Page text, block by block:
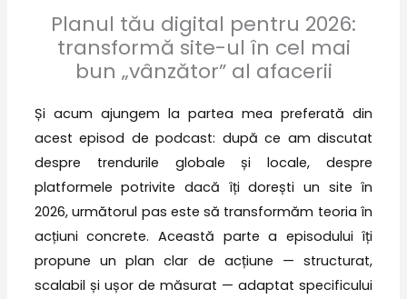
Planul tău digital pentru 2026:
transformă site-ul în cel mai
bun „vânzător” al afacerii
Și acum ajungem la partea mea preferată din
acest episod de podcast: după ce am discutat
despre trendurile globale și locale, despre
platformele potrivite dacă îți dorești un site în
2026, următorul pas este să transformăm teoria în
acțiuni concrete. Această parte a episodului îți
propune un plan clar de acțiune — structurat,
scalabil și ușor de măsurat — adaptat specificului